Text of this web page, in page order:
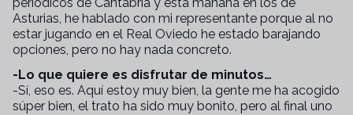
Asturias, he hablado con mi representante porque al no
estar jugando en el Real Oviedo he estado barajando
opciones, pero no hay nada concreto.
-Lo que quiere es disfrutar de minutos…
-Sí, eso es. Aquí estoy muy bien, la gente me ha acogido
súper bien, el trato ha sido muy bonito, pero al final uno